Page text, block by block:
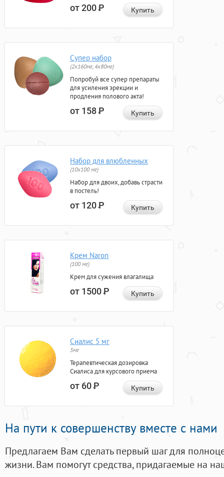
от 200Р Купить
Супер набор
(2х160мг, 4х80мг)
Попробуй все супер препараты
для усиления эрекции и
продления полового акта!
от 158Р Купить
Набор для влюбленных
(10х100 мг)
Набор для двоих, добавь страсти
в постель!
от 120Р Купить
Крем Naron
(100 мг)
Крем для сужения влагалища
от 1500Р Купить
Сиалис 5 мг
5мг
Терапевтическая дозировка
Сиалиса для курсового приема
от 60Р Купить
На пути к совершенству вместе с нами
Предлагаем Вам сделать первый шаг для
жизни. Вам помогут средства, придагаемые на